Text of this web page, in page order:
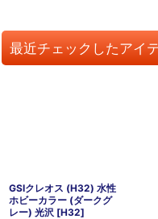
最近チェックしたアイ
GSIクレオス (H32) 水性
ホビーカラー (ダークグ
レー) 光沢 [H32]